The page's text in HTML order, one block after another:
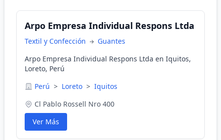
Arpo Empresa Individual Respons Ltda
Textil y Confección
Guantes
Arpo Empresa Individual Respons Ltda en Iquitos,
Loreto, Perú
Perú > Loreto > Iquitos
Cl Pablo Rossell Nro 400
Ver Más